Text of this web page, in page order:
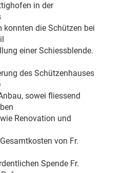
in der
die Schützen bei
einer Schiessblende.
des Schützenhauses
sowei fliessend
Renovation und
von Fr.
Spende Fr.